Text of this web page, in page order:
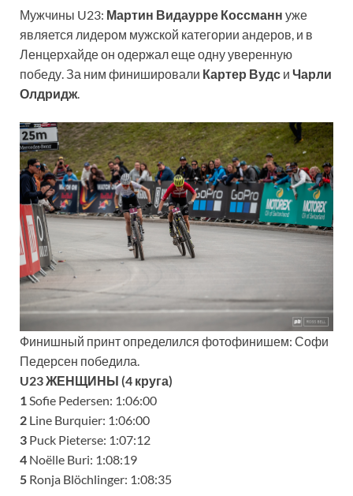
Мужчины U23: Мартин Видаурре Коссманн уже
является лидером мужской категории андеров, и в
Ленцерхайде он одержал еще одну уверенную
победу. За ним финишировали Картер Вудс и Чарли
Олдридж.
Финишный принт определился фотофинишем: Софи
Педерсен победила.
U23 ЖЕНЩИНЫ (4 круга)
1Sofie Pedersen: 1:06:00
2 Line Burquier: 1:06:00
3 Puck Pieterse: 1:07:12
4 Noëlle Buri: 1:08:19
5 Ronja Blöchlinger: 1:08:35